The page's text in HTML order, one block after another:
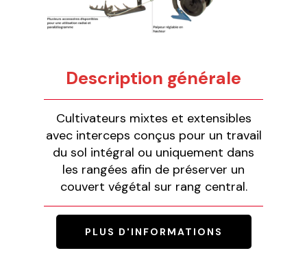
Description générale
Cultivateurs mixtes et extensibles
avec interceps conçus pour un travail
du sol intégral ou uniquement dans
les rangées afin de préserver un
couvert végétal sur rang central.
PLUS D'INFORMATIONS